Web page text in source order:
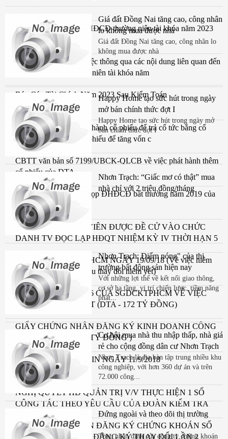
Thông báo mời họp ĐHĐCĐ thường niên tài khóa năm 2023
ngày 4.4.24
Nghị Quyết số 01 về việc thông qua các nội dung liên quan đến
tổ chức ĐHCĐ thường niên tài khóa năm
Báo Cáo Tài Chính Năm 2023 Sau Kiểm Toán
Công bố thông tin phát hành cổ phiếu để trả cổ tức bằng cổ
phiếu và phát hành cổ phiếu để tăng vốn c
CBTT văn bản số 7199/UBCK-QLCB về việc phát hành thêm
cổ phiếu của DTA
CBTT thông báo mời họp ĐHĐCĐ bất thường năm 2019 của
CTCP Đệ Tam
THÔNG BÁO ỨNG VIÊN ĐƯỢC ĐỀ CỬ VÀO CHỨC
DANH TV ĐỘC LẬP HĐQT NHIỆM KỲ IV THỜI HẠN 5
CV SỐ 1180/TB/SGDHCM NGÀY 19/09/18 (Về việc niêm
yết và giao dịch cổ phiếu thay đổi niêm yết)
QUYẾT ĐỊNH SỐ 346 CỦA SGDCKTPHCM VỀ VIỆC
THAY ĐỔI NIÊM YẾT (DTA - 172 TỶ ĐỒNG)
GIẤY CHỨNG NHẬN ĐĂNG KÝ KINH DOANH CÔNG
TY CP ĐỆ TAM (172 TỶ ĐỒNG )
CÔNG BỐ THÔNG TIN NGÀY 11/9/2018
NGHỊ QUYẾT HĐ QUẢN TRỊ V/V THỰC HIỆN 1 SỐ
CÔNG TÁC THEO YÊU CẦU CỦA ĐOÀN KIỂM TRA
UBCKNN & CBTT NGÀ
GIẤY CHỨNG NHẬN ĐĂNG KÝ CHỨNG KHOÁN SỐ
136 ( 172 TỶ ĐỒNG)- ĐĂNG KÝ THAY ĐỔI LẦN 2
Giá đất Đồng Nai tăng cao, công nhân
lo không mua được nhà
Giá đất Đồng Nai tăng cao, công nhân lo
không mua được nhà
Happy Home tạo sức hút trong ngày
mở bán chính thức đợt I
Happy Home tạo sức hút trong ngày mở
bán chính thức đợt I
Nhơn Trạch: “Giấc mơ có thật” mua
nhà chỉ với 2 triệu đồng/tháng
Nhơn Trạch: Điểm nóng" của thị
trường bất động sản hiện nay
Với những lợi thế về kết nối giao thông,
cơ sở hạ tầng, vị trí chiến lược, tiềm năng
phát...
Cơ hội mua nhà thu nhập thấp, nhà giá
rẻ cho cộng đồng dân cư Nhơn Trạch
Nhơn Trạch là địa bàn tập trung nhiều khu
công nghiệp, với hơn 360 dự án và trên
72.000 công...
Đứng ngoài và theo dõi thị trường
Theo nhận định của công ty chứng khoán